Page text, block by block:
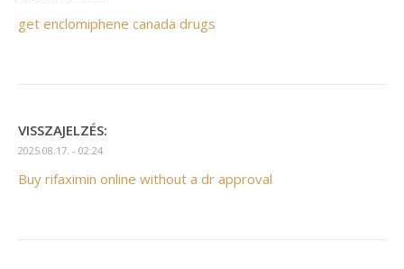
get enclomiphene canada drugs
VISSZAJELZÉS:
2025.08.17. - 02:24
Buy rifaximin online without a dr approval